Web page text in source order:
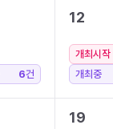
6건
12
개최시작
개최중
19